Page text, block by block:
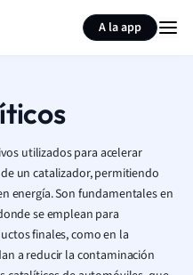
A la app
utilizados para acelerar
un catalizador, permitiendo
energía. Son fundamentales en
se emplean para
finales, como en la
a reducir la contaminación
Resumir página